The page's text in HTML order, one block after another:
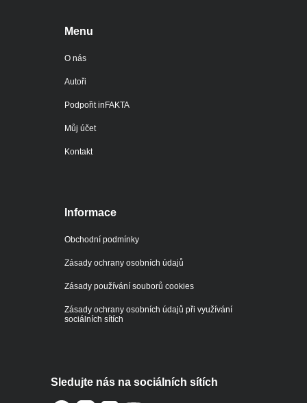
Menu
O nás
Autoři
Podpořit inFAKTA
Můj účet
Kontakt
Informace
Obchodní podmínky
Zásady ochrany osobních údajů
Zásady používání souborů cookies
Zásady ochrany osobních údajů při využívání
sociálních sítích
Sledujte nás na sociálních sítích